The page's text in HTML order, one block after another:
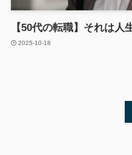
【50代の転職】それは人
2025-10-18